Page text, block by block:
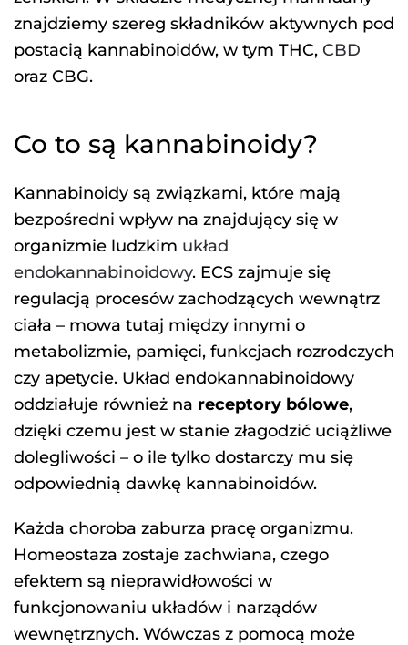
znajdziemy szereg składników aktywnych pod
postacią kannabinoidów, w tym THC, CBD
oraz CBG.
Co to są kannabinoidy?
Kannabinoidy są związkami, które mają
bezpośredni wpływ na znajdujący się w
organizmie ludzkim układ
endokannabinoidowy. ECS zajmuje się
regulacją procesów zachodzących wewnątrz
ciała – mowa tutaj między innymi o
metabolizmie, pamięci, funkcjach rozrodczych
czy apetycie. Układ endokannabinoidowy
oddziałuje również na receptory bólowe,
dzięki czemu jest w stanie złagodzić uciążliwe
dolegliwości – o ile tylko dostarczy mu się
odpowiednią dawkę kannabinoidów.
Każda choroba zaburza pracę organizmu.
Homeostaza zostaje zachwiana, czego
efektem są nieprawidłowości w
funkcjonowaniu układów i narządów
wewnętrznych. Wówczas z pomocą może